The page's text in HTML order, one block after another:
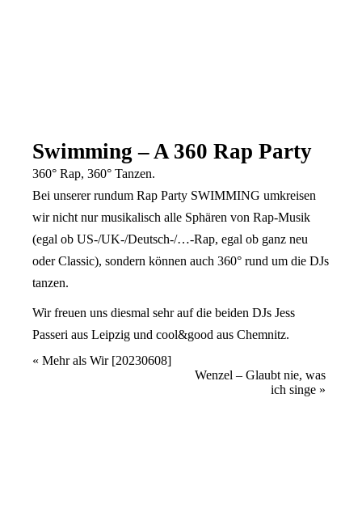
Swimming – A 360 Rap Party
360° Rap, 360° Tanzen.
Bei unserer rundum Rap Party SWIMMING umkreisen
wir nicht nur musikalisch alle Sphären von Rap-Musik
(egal ob US-/UK-/Deutsch-/…-Rap, egal ob ganz neu
oder Classic), sondern können auch 360° rund um die DJs
tanzen.
Wir freuen uns diesmal sehr auf die beiden DJs Jess
Passeri aus Leipzig und cool&good aus Chemnitz.
Veranstaltung
« Mehr als Wir [20230608]
Wenzel – Glaubt nie, was
ich singe »